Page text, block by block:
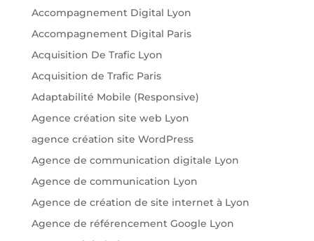
Accompagnement Digital Lyon
Accompagnement Digital Paris
Acquisition De Trafic Lyon
Acquisition de Trafic Paris
Adaptabilité Mobile (Responsive)
Agence création site web Lyon
agence création site WordPress
Agence de communication digitale Lyon
Agence de communication Lyon
Agence de création de site internet à Lyon
Agence de référencement Google Lyon